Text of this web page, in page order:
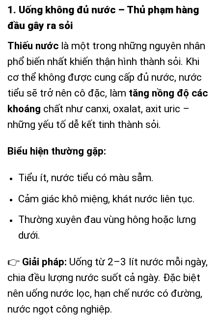
1. Uống không đủ nước – Thủ phạm hàng
đầu gây ra sỏi
Thiếu nước là một trong những nguyên nhân
phổ biến nhất khiến thận hình thành sỏi. Khi
cơ thể không được cung cấp đủ nước, nước
tiểu sẽ trở nên cô đặc, làm tăng nồng độ các
khoáng chất như canxi, oxalat, axit uric –
những yếu tố dễ kết tinh thành sỏi.
Biểu hiện thường gặp:
Tiểu ít, nước tiểu có màu sẫm.
Cảm giác khô miệng, khát nước liên tục.
Thường xuyên đau vùng hông hoặc lưng
dưới.
👉 Giải pháp: Uống từ 2–3 lít nước mỗi ngày,
chia đều lượng nước suốt cả ngày. Đặc biệt
nên uống nước lọc, hạn chế nước có đường,
nước ngọt công nghiệp.